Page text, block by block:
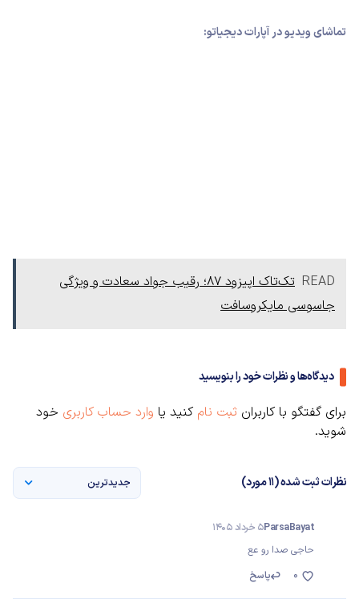
تماشای ویدیو در آپارات دیجیاتو:
READ
تک‌تاک اپیزود ۸۷؛ رقیب جواد سعادت و ویژگی
جاسوسی مایکروسافت
دیدگاه‌ها و نظرات خود را بنویسید
برای گفتگو با کاربران ثبت نام کنید یا وارد حساب کاربری خود
شوید.
نظرات ثبت شده (11 مورد) جدیدترین
ParsaBayat5 خرداد 1405
حاجی صدا رو عع
پاسخ
0